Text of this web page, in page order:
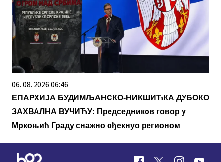
06. 08. 2026 06:46
ЕПАРХИЈА БУДИМЉАНСКО-НИКШИЋКА ДУБОКО
ЗАХВАЛНА ВУЧИЋУ: Председников говор у
Мркоњић Граду снажно ођекнуо регионом